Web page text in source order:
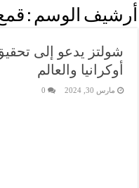
أرشيف الوسم :
شولتز يدعو إلى
أوكرانيا والعالم
مارس 30, 2024 0